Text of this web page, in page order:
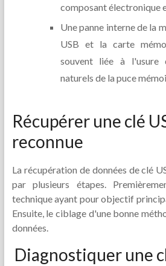
composant électronique
Une panne interne de la
USB et la carte
souvent liée à l'usure
naturels de la puce
Récupérer une clé
reconnue
La récupération de données de clé
par plusieurs étapes.
technique ayant pour objectif
Ensuite, le ciblage d'une bonne
données.
Diagnostiquer une